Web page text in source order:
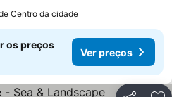
Centro da cidade
os preços
Ver preços